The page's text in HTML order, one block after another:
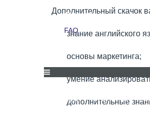
Отзывы
FAQ
СКИДКИ И АКЦИИ ДЛЯ
Дополнительный скачок
знание английского
основы маркетинга;
умение
дополнительные